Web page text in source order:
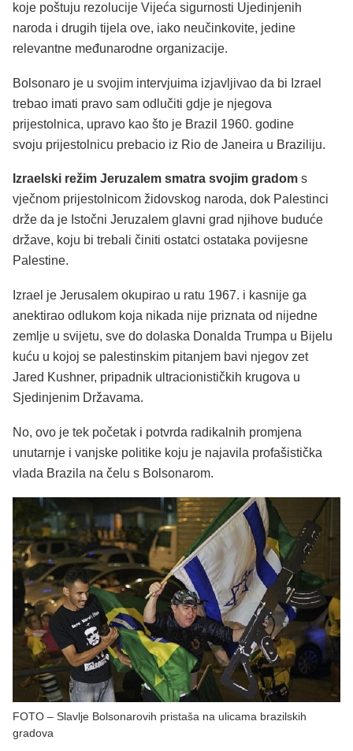
koje poštuju rezolucije Vijeća sigurnosti Ujedinjenih
naroda i drugih tijela ove, iako neučinkovite, jedine
relevantne međunarodne organizacije.
Bolsonaro je u svojim intervjuima izjavljivao da bi Izrael
trebao imati pravo sam odlučiti gdje je njegova
prijestolnica, upravo kao što je Brazil 1960. godine
svoju prijestolnicu prebacio iz Rio de Janeira u Braziliju.
Izraelski režim Jeruzalem smatra svojim gradom s
vječnom prijestolnicom židovskog naroda, dok Palestinci
drže da je Istočni Jeruzalem glavni grad njihove buduće
države, koju bi trebali činiti ostatci ostataka povijesne
Palestine.
Izrael je Jerusalem okupirao u ratu 1967. i kasnije ga
anektirao odlukom koja nikada nije priznata od nijedne
zemlje u svijetu, sve do dolaska Donalda Trumpa u Bijelu
kuću u kojoj se palestinskim pitanjem bavi njegov zet
Jared Kushner, pripadnik ultracionističkih krugova u
Sjedinjenim Državama.
No, ovo je tek početak i potvrda radikalnih promjena
unutarnje i vanjske politike koju je najavila profašistička
vlada Brazila na čelu s Bolsonarom.
FOTO – Slavlje Bolsonarovih pristaša na ulicama brazilskih
gradova